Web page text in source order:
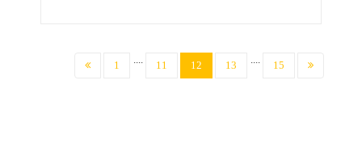
1 .... 11 12 (current)
13 .... 15